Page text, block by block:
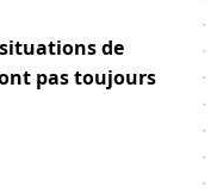
de
pas toujours